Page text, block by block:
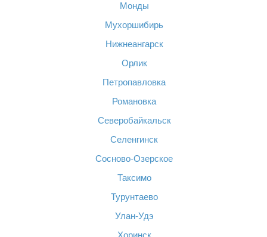
Монды
Мухоршибирь
Нижнеангарск
Орлик
Петропавловка
Романовка
Северобайкальск
Селенгинск
Сосново-Озерское
Таксимо
Турунтаево
Улан-Удэ
Хоринск